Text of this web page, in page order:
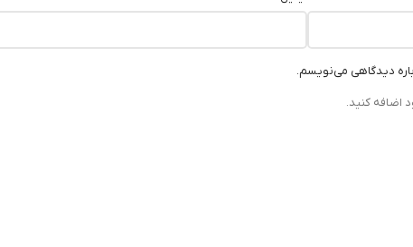
دیدگاهی می‌نویسم.
اضافه کنید.